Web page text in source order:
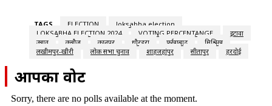
TAGS ELECTION
loksabha election
LOKSABHA ELECTION 2024
VOTING PERCENTANGE
इटावा
उन्नाव
कन्नौज कानपुर धौरहरा फर्रुखाबाद
मिश्रिख
लखीमपुर-खीरी
लोक सभा चुनाव शाहजहांपुर सीतापुर हरदोई
आपका वोट
Sorry, there are no polls available at the moment.